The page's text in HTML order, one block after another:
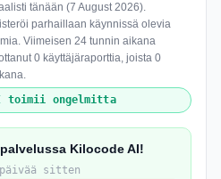
tänään (7 August 2026).
parhaillaan käynnissä olevia
Viimeisen 24 tunnin aikana
0 käyttäjäraporttia, joista 0
toimii ongelmitta
Kilocode AI!
sitten